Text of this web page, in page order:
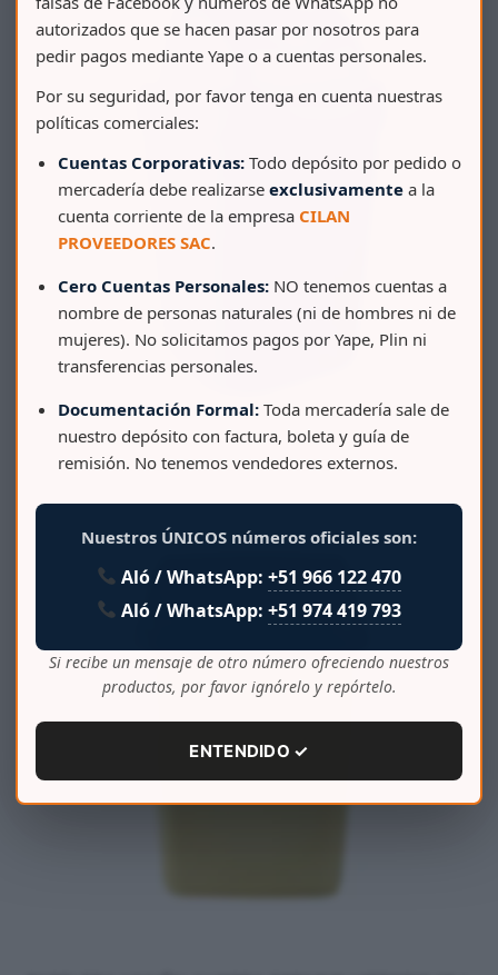
PAPELERA BODEGUITA VAIVEN 35 L
autorizados que se hacen pasar por nosotros para
pedir pagos mediante Yape o a cuentas personales.
Por su seguridad, por favor tenga en cuenta nuestras
políticas comerciales:
Cuentas Corporativas: Todo depósito por pedido o
mercadería debe realizarse exclusivamente a la
cuenta corriente de la empresa CILAN
PROVEEDORES SAC.
Cero Cuentas Personales: NO tenemos cuentas a
nombre de personas naturales (ni de hombres ni de
mujeres). No solicitamos pagos por Yape, Plin ni
transferencias personales.
Documentación Formal: Toda mercadería sale de
nuestro depósito con factura, boleta y guía de
remisión. No tenemos vendedores externos.
Nuestros ÚNICOS números oficiales son:
Aló / WhatsApp:+51 966 122 470
Aló / WhatsApp:+51 974 419 793
Si recibe un mensaje de otro número ofreciendo nuestros
productos, por favor ignórelo y repórtelo.
ENTENDIDO ✓